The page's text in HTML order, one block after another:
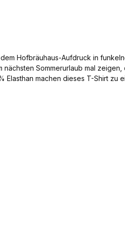
Hofbräuhaus-Aufdruck in
Sommerurlaub mal zeigen,
machen dieses T-Shirt zu